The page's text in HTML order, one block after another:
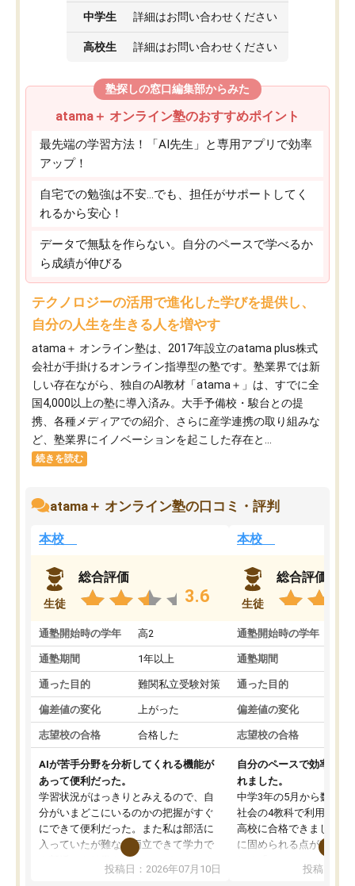
中学生 詳細はお問い合わせください
高校生 詳細はお問い合わせください
塾探しの窓口編集部からみた
atama＋ オンライン塾のおすすめポイント
最先端の学習方法！「AI先生」と専用アプリで効率
アップ！
自宅での勉強は不安…でも、担任がサポートしてく
れるから安心！
データで無駄を作らない。自分のペースで学べるか
ら成績が伸びる
テクノロジーの活用で進化した学びを提供し、
自分の人生を生きる人を増やす
atama＋ オンライン塾は、2017年設立のatama plus株式
会社が手掛けるオンライン指導型の塾です。塾業界では新
しい存在ながら、独自のAI教材「atama＋」は、すでに全
国4,000以上の塾に導入済み。大手予備校・駿台との提
携、各種メディアでの紹介、さらに産学連携の取り組みな
ど、塾業界にイノベーションを起こした存在と...
続きを読む
atama＋ オンライン塾の口コミ・評判
本校
生徒
総合評価
3.6
通塾開始時の学年 高2
通塾期間 1年以上
通った目的 難関私立受験対策
偏差値の変化 上がった
志望校の合格 合格した
AIが苦手分野を分析してくれる機能が
あって便利だった。
学習状況がはっきりとみえるので、自
分がいまどこにいるのかの把握がすぐ
にできて便利だった。また私は部活に
入っていたが難なく両立できて学力で
も部活でも結果を残すことができてよ
かった。また問題演習の際に、自分が
投稿日：2026年07月10日
本校
生徒
総合評価
通塾開始時の学年
通塾期間
通った目的
偏差値の変化
志望校の合格
自分のペースで効率よく
れました。
中学3年の5月から数学・
社会の4教科で利用し、
高校に合格できました。
に固められる点が魅力で
項目のおかげで、手軽
投稿日：